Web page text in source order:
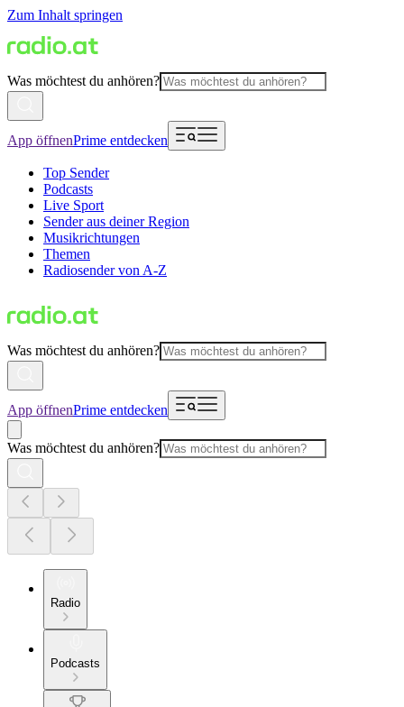
Zum Inhalt springen
Was möchtest du anhören?
App öffnenPrime entdecken
Top Sender
Podcasts
Live Sport
Sender aus deiner Region
Musikrichtungen
Themen
Radiosender von A-Z
Was möchtest du anhören?
App öffnenPrime entdecken
Was möchtest du anhören?
Radio
Podcasts